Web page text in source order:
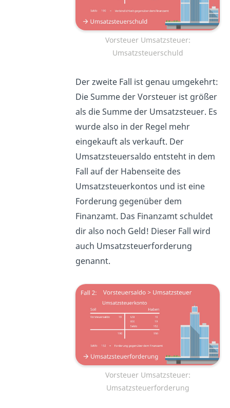
Vorsteuer Umsatzsteuer:
Umsatzsteuerschuld
Der zweite Fall ist genau umgekehrt:
Die Summe der Vorsteuer ist größer
als die Summe der Umsatzsteuer. Es
wurde also in der Regel mehr
eingekauft als verkauft. Der
Umsatzsteuersaldo entsteht in dem
Fall auf der Habenseite des
Umsatzsteuerkontos und ist eine
Forderung gegenüber dem
Finanzamt. Das Finanzamt schuldet
dir also noch Geld! Dieser Fall wird
auch Umsatzsteuerforderung
genannt.
Vorsteuer Umsatzsteuer:
Umsatzsteuerforderung